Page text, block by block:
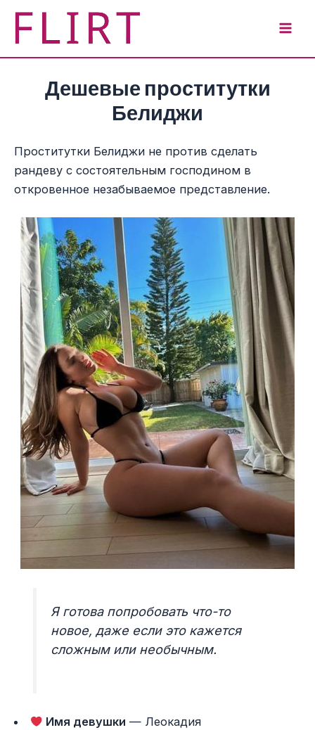
Перейти
содержимому
Дешевые проститутки
Белиджи
Проститутки Белиджи не против сделать
рандеву с состоятельным господином в
откровенное незабываемое представление.
Я готова попробовать что-то
новое, даже если это кажется
сложным или необычным.
Имя девушки — Леокадия